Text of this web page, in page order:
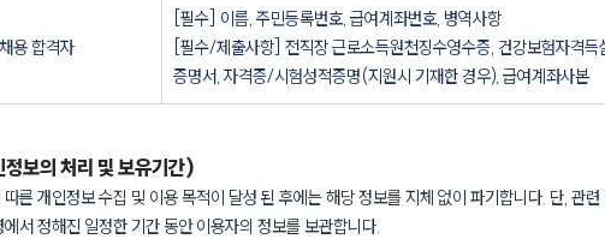
채용 합격자
[필수] 이름, 주민등록번호, 급여계좌번호, 병역사항
[필수/제출사항] 전직장 근로소득원천징수영수증, 건강보험자격득
증명서, 자격증/시험성적증명(지원시 기재한 경우), 급여계좌사본
보의 처리 및 보유기간)
른 개인정보 수집 및 이용 목적이 달성 된 후에는 해당 정보를 지체 없이 파기합니다. 단, 관
서 정해진 일정한 기간 동안 이용자의 정보를 보관합니다.